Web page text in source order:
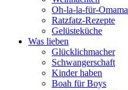
Oh-la-la-für-Omama
Ratzfatz-Rezepte
Gelüsteküche
Was lieben
Glücklichmacher
Schwangerschaft
Kinder haben
Boah für Boys